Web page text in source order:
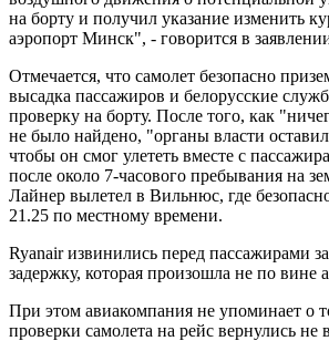
на борту и получил указание изменить
аэропорт Минск", - говорится в
Отмечается, что самолет безопасно
высадка пассажиров и белорусские
проверку на борту. После того, как
не было найдено, "органы власти
чтобы он смог улететь вместе с
после около 7-часового пребывания на
Лайнер вылетел в Вильнюс, где
21.25 по местному времени.
Ryanair извинились перед пассажирами
задержку, которая произошла не по вине
При этом авиакомпания не упоминает о
проверки самолета на рейс вернулись не